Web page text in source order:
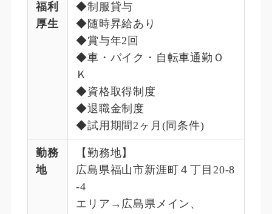
福利
厚生
◆制服貸与
◆随時昇給あり
◆賞与年2回
◆車・バイク・自転車通勤Ｏ
Ｋ
◆資格取得制度
◆退職金制度
◆試用期間2ヶ月(同条件)
勤務
地
【勤務地】
広島県福山市新涯町４丁目20-8
-4
エリア→広島県メイン、